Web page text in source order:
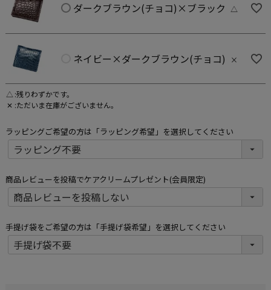
ダークブラウン(チョコ)×ブラック △
ネイビー×ダークブラウン(チョコ) ×
△ 残りわずかです。
✕ ただいま在庫がございません。
ラッピングご希望の方は「ラッピング希望」を選択してください
商品レビューを投稿でケアクリームプレゼント(会員限定)
手提げ袋をご希望の方は「手提げ袋希望」を選択してください